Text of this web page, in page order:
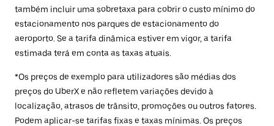
também incluir uma sobretaxa para cobrir o custo mínimo do
estacionamento nos parques de estacionamento do
aeroporto. Se a tarifa dinâmica estiver em vigor, a tarifa
estimada terá em conta as taxas atuais.
*Os preços de exemplo para utilizadores são médias dos
preços do UberX e não refletem variações devido à
localização, atrasos de trânsito, promoções ou outros fatores.
Podem aplicar-se tarifas fixas e taxas mínimas. Os preços